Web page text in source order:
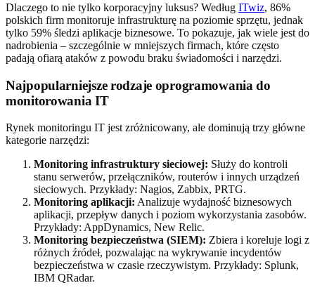
Dlaczego to nie tylko korporacyjny luksus? Według ITwiz, 86%
polskich firm monitoruje infrastrukturę na poziomie sprzętu, jednak
tylko 59% śledzi aplikacje biznesowe. To pokazuje, jak wiele jest do
nadrobienia – szczególnie w mniejszych firmach, które często
padają ofiarą ataków z powodu braku świadomości i narzędzi.
Najpopularniejsze rodzaje oprogramowania do
monitorowania IT
Rynek monitoringu IT jest zróżnicowany, ale dominują trzy główne
kategorie narzędzi:
Monitoring infrastruktury sieciowej: Służy do kontroli
stanu serwerów, przełączników, routerów i innych urządzeń
sieciowych. Przykłady: Nagios, Zabbix, PRTG.
Monitoring aplikacji: Analizuje wydajność biznesowych
aplikacji, przepływ danych i poziom wykorzystania zasobów.
Przykłady: AppDynamics, New Relic.
Monitoring bezpieczeństwa (SIEM): Zbiera i koreluje logi z
różnych źródeł, pozwalając na wykrywanie incydentów
bezpieczeństwa w czasie rzeczywistym. Przykłady: Splunk,
IBM QRadar.